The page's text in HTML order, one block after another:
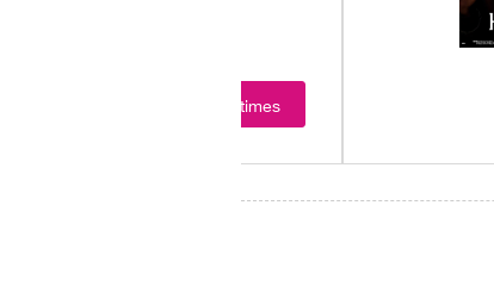
Showtimes